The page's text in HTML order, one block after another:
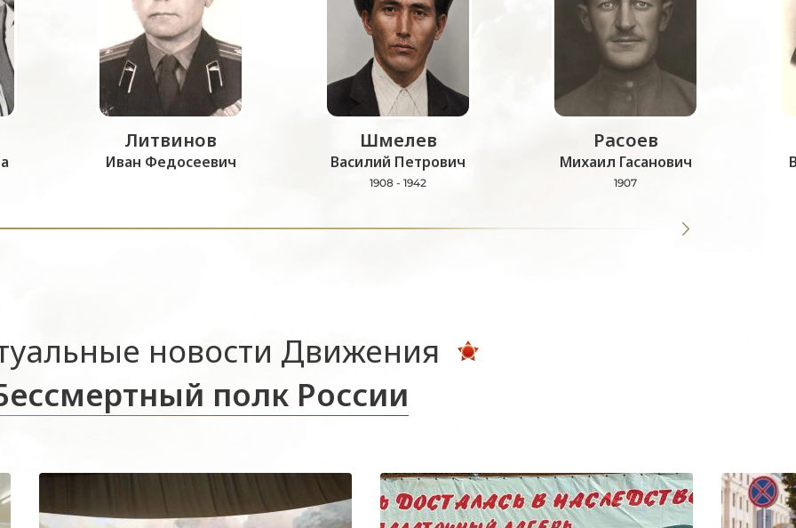
Литвинов
Иван Федосеевич
Шмелев
Василий Петрович
1908 - 1942
Расоев
Михаил Гасанович
1907
новости Движения
полк России